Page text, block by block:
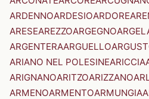
ARDENNOARDESIOARDORE
ARESEAREZZOARGEGNO
ARGENTERAARGUELLO
ARIANO NEL POLESINEARICCIA
ARIGNANOARITZOARIZZANO
ARMENOARMENTOARMUNGIA